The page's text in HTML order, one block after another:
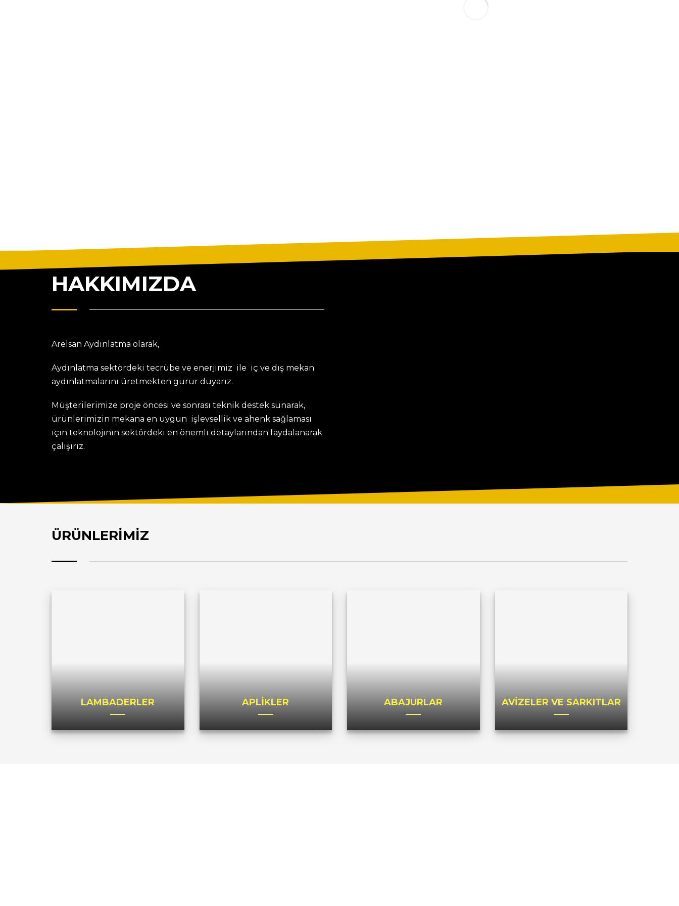
HAKKIMIZDA
Arelsan Aydınlatma olarak,
Aydınlatma sektördeki tecrübe ve enerjimiz ile iç ve dış mekan
aydınlatmalarını üretmekten gurur duyarız.
Müşterilerimize proje öncesi ve sonrası teknik destek sunarak,
ürünlerimizin mekana en uygun işlevsellik ve ahenk sağlaması
için teknolojinin sektördeki en önemli detaylarından faydalanarak
çalışırız.
ÜRÜNLERİMİZ
LAMBADERLER APLİKLER ABAJURLAR AVİZELER VE SARKITLAR